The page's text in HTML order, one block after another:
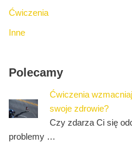
Ćwiczenia
Inne
Polecamy
Ćwiczenia
swoje zdrowie?
Czy zdarza Ci się
problemy …